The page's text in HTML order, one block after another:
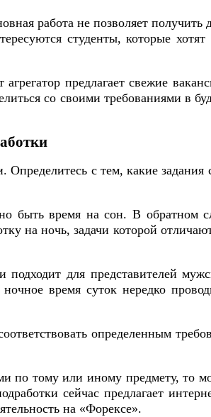
работа не позволяет получить
студенты, которые хотят
предлагает свежие
со своими требованиями в
с тем, какие
быть время на сон. В обратном
на ночь, задачи которой
для представителей
время суток нередко
определенным
по тому или иному предмету, то
сейчас предлагает
на «Форексе».